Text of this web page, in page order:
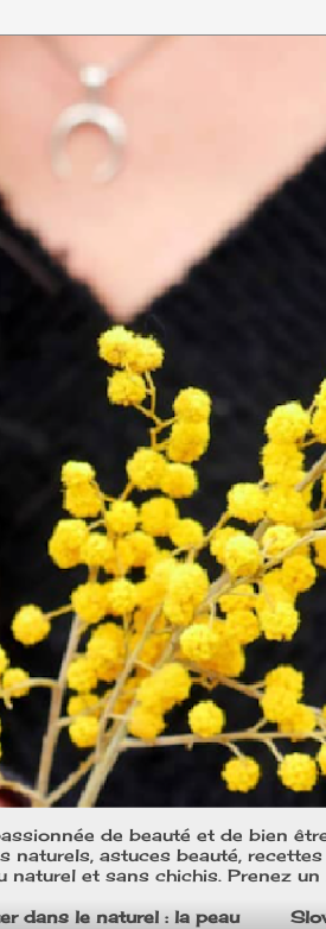
de beauté et de bien
astuces beauté,
et sans chichis. Prenez
dans le naturel : la peau